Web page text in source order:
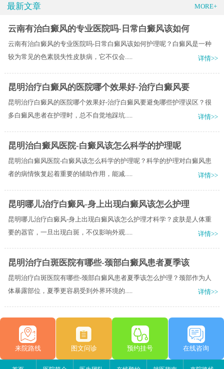
最新文章 MORE+
云南有治白癜风的专业医院吗-日常白癜风该如何
云南有治白癜风的专业医院吗-日常白癜风该如何护理呢？白癜风是一种
较为常见的色素脱失性皮肤病，它不仅会.....
详情>>
昆明治疗白癜风的医院哪个效果好-治疗白癜风要
昆明治疗白癜风的医院哪个效果好-治疗白癜风要避免哪些护理误区？很
多白癜风患者在护理时，总不自觉地踩坑.....
详情>>
昆明治白癜风医院-白癜风该怎么科学的护理呢
昆明治白癜风医院-白癜风该怎么科学的护理呢？科学的护理对白癜风患
者的病情恢复起着重要的辅助作用，能减.....
详情>>
昆明哪儿治疗白癜风-身上出现白癜风该怎么护理
昆明哪儿治疗白癜风-身上出现白癜风该怎么护理才科学？皮肤是人体重
要的器官，一旦出现白斑，不仅影响外观.....
详情>>
昆明治疗白斑医院有哪些-颈部白癜风患者夏季该
昆明治疗白斑医院有哪些-颈部白癜风患者夏季该怎么护理？颈部作为人
体暴露部位，夏季更容易受到外界环境的.....
详情>>
来院路线 图文问诊 预约挂号 在线咨询